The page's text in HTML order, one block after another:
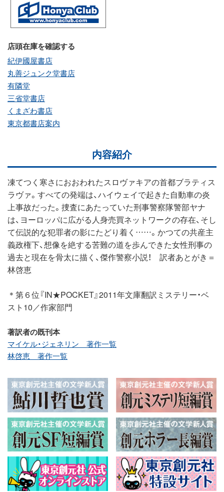
店頭在庫を確認する
紀伊國屋書店
丸善ジュンク堂書店
有隣堂
三省堂書店
くまざわ書店
東京都書店案内
内容紹介
凍てつく寒さにおおわれたスロヴァキアの首都ブラティス
ラヴァ。すべての発端は、ハイウェイで起きた自動車の炎
上事故だった。捜査にあたっていた刑事警察隊警部ヤナ
は、ヨーロッパに広がる人身売買ネットワークの存在、そし
て伝説的な犯罪者の影にたどり着く……。かつての共産主
義政権下、想像を絶する苦難の道を歩んできた女性刑事の
過去と現在を骨太に描く、傑作警察小説！ 訳者あとがき＝
林啓恵
＊第６位『IN★POCKET』2011年文庫翻訳ミステリー・ベ
スト10／作家部門
著訳者の既刊本
マイケル・ジェネリン 著作一覧
林啓恵 著作一覧